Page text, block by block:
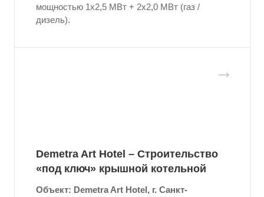
мощностью 1x2,5 МВт + 2x2,0 МВт (газ /
дизель).
Demetra Art Hotel – Строительство
«под ключ» крышной котельной
Объект: Demetra Art Hotel, г. Санкт-